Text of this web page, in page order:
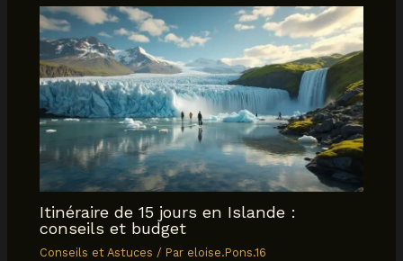
Itinéraire de 15 jours en Islande :
conseils et budget
Conseils et Astuces / Par eloise.Pons.16